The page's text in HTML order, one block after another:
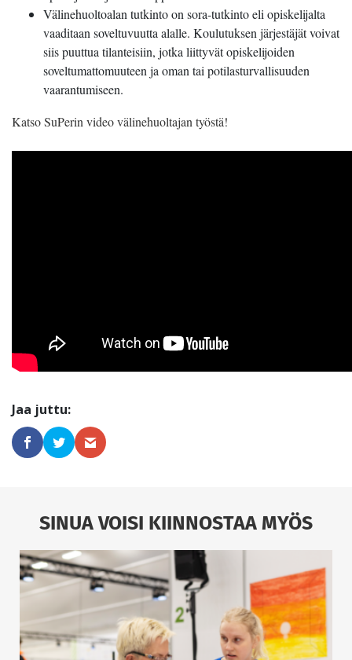
Välinehuoltoalan tutkinto on sora-tutkinto eli opiskelijalta
vaaditaan soveltuvuutta alalle. Koulutuksen järjestäjät voivat
siis puuttua tilanteisiin, jotka liittyvät opiskelijoiden
soveltumattomuuteen ja oman tai potilasturvallisuuden
vaarantumiseen.
Katso SuPerin video välinehuoltajan työstä!
SINUA VOISI KIINNOSTAA MYÖS